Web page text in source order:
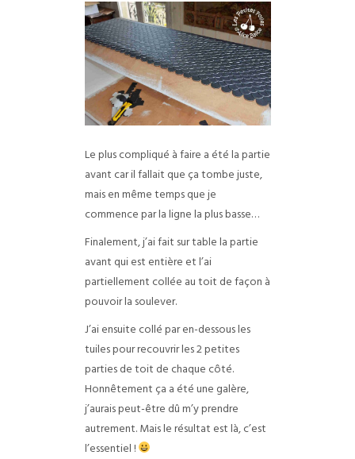
Le plus compliqué à faire a été la partie
avant car il fallait que ça tombe juste,
mais en même temps que je
commence par la ligne la plus basse…
Finalement, j’ai fait sur table la partie
avant qui est entière et l’ai
partiellement collée au toit de façon à
pouvoir la soulever.
J’ai ensuite collé par en-dessous les
tuiles pour recouvrir les 2 petites
parties de toit de chaque côté.
Honnêtement ça a été une galère,
j’aurais peut-être dû m’y prendre
autrement. Mais le résultat est là, c’est
l’essentiel !